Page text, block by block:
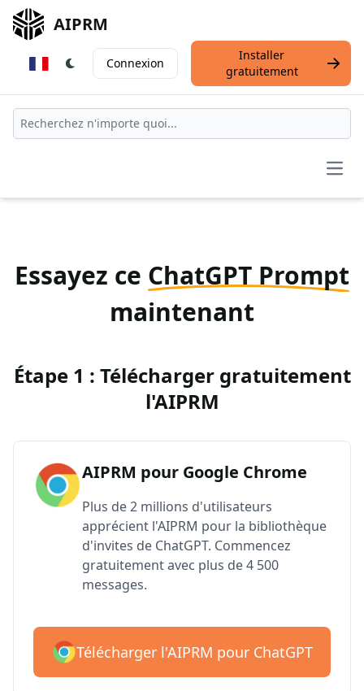
AIPRM
Connexion
Installer
gratuitement
Essayez ce ChatGPT Prompt
maintenant
Étape 1 : Télécharger gratuitement
l'AIPRM
AIPRM pour Google Chrome
Plus de 2 millions d'utilisateurs
apprécient l'AIPRM pour la bibliothèque
d'invites de ChatGPT. Commencez
gratuitement avec plus de 4 500
messages.
Télécharger l'AIPRM pour ChatGPT